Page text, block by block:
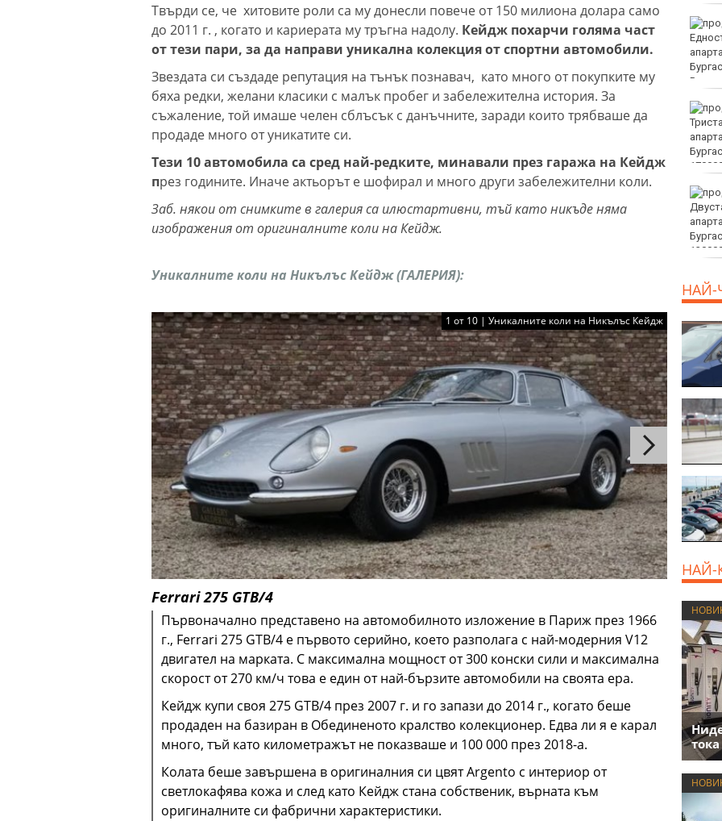
Твърди се, че хитовите роли са му донесли повече от 150 милиона долара само
до 2011 г. , когато и кариерата му тръгна надолу. Кейдж похарчи голяма част
от тези пари, за да направи уникална колекция от спортни автомобили.
Звездата си създаде репутация на тънък познавач, като много от покупките му
бяха редки, желани класики с малък пробег и забележителна история. За
съжаление, той имаше челен сблъсък с данъчните, заради които трябваше да
продаде много от уникатите си.
Тези 10 автомобила са сред най-редките, минавали през гаража на Кейдж
през годините. Иначе актьорът е шофирал и много други забележителни коли.
Заб. някои от снимките в галерия са илюстартивни, тъй като никъде няма
изображения от оригиналните коли на Кейдж.
Уникалните коли на Никълъс Кейдж (ГАЛЕРИЯ):
1 от 10 | Уникалните коли на Никълъс Кейдж
Ferrari 275 GTB/4
Първоначално представено на автомобилното изложение в Париж през 1966
г., Ferrari 275 GTB/4 е първото серийно, което разполага с най-модерния V12
двигател на марката. С максимална мощност от 300 конски сили и максимална
скорост от 270 км/ч това е един от най-бързите автомобили на своята ера.
Кейдж купи своя 275 GTB/4 през 2007 г. и го запази до 2014 г., когато беше
продаден на базиран в Обединеното кралство колекционер. Едва ли я е карал
много, тъй като километражът не показваше и 100 000 през 2018-а.
Колата беше завършена в оригиналния си цвят Argento с интериор от
светлокафява кожа и след като Кейдж стана собственик, върната към
оригиналните си фабрични характеристики.
таван на тротоар
Това са последните дни,
в които цените ще се
шофьори с алкохол или
НАЙ-
НАЙ-